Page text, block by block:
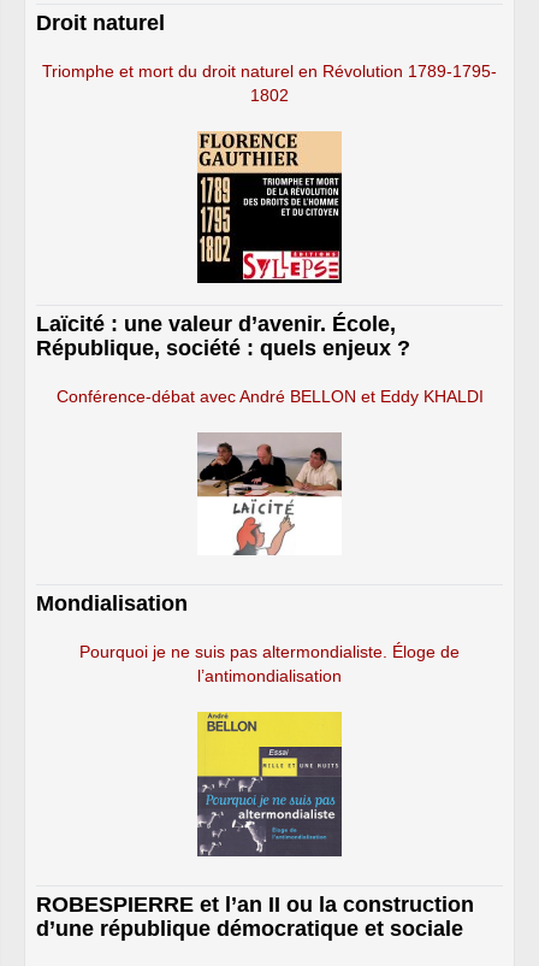
Droit naturel
Triomphe et mort du droit naturel en Révolution 1789-1795-
1802
Laïcité : une valeur d’avenir. École,
République, société : quels enjeux ?
Conférence-débat avec André BELLON et Eddy KHALDI
Mondialisation
Pourquoi je ne suis pas altermondialiste. Éloge de
l’antimondialisation
ROBESPIERRE et l’an II ou la construction
d’une république démocratique et sociale